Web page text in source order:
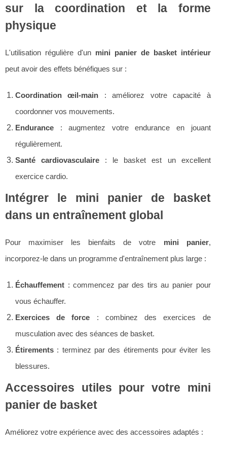
sur la coordination et la forme
physique
L'utilisation régulière d'un mini panier de basket intérieur
peut avoir des effets bénéfiques sur :
Coordination œil-main : améliorez votre capacité à
coordonner vos mouvements.
Endurance : augmentez votre endurance en jouant
régulièrement.
Santé cardiovasculaire : le basket est un excellent
exercice cardio.
Intégrer le mini panier de basket
dans un entraînement global
Pour maximiser les bienfaits de votre mini panier,
incorporez-le dans un programme d'entraînement plus large :
Échauffement : commencez par des tirs au panier pour
vous échauffer.
Exercices de force : combinez des exercices de
musculation avec des séances de basket.
Étirements : terminez par des étirements pour éviter les
blessures.
Accessoires utiles pour votre mini
panier de basket
Améliorez votre expérience avec des accessoires adaptés :